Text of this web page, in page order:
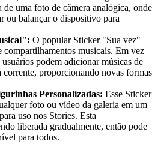
de uma foto de câmera analógica, onde
ou balançar o dispositivo para
O popular Sticker "Sua vez"
compartilhamentos musicais. Em vez
podem adicionar músicas de
corrente, proporcionando novas formas
Personalizadas: Esse Sticker
foto ou vídeo da galeria em um
uso nos Stories. Esta
liberada gradualmente, então pode
para todos.